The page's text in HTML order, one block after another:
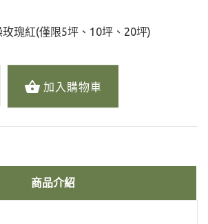
玫瑰紅(僅限5坪、10坪、20坪)
加入購物車
商品介紹